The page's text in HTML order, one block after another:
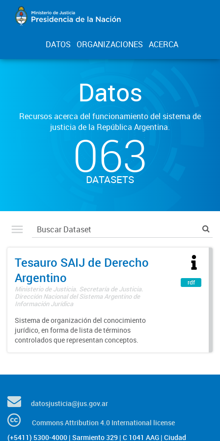
DATOS ORGANIZACIONES ACERCA
Datos
Recursos acerca del funcionamiento del sistema de
justicia de la República Argentina.
063
DATASETS
Tesauro SAIJ de Derecho
Argentino
Ministerio de Justicia. Secretaría de Justicia.
Dirección Nacional del Sistema Argentino de
Información Jurídica
Sistema de organización del conocimiento
jurídico, en forma de lista de términos
controlados que representan conceptos.
rdf
datosjusticia@jus.gov.ar
Commons Attribution 4.0 International license
(+5411) 5300-4000 | Sarmiento 329 | C 1041 AAG | Ciudad